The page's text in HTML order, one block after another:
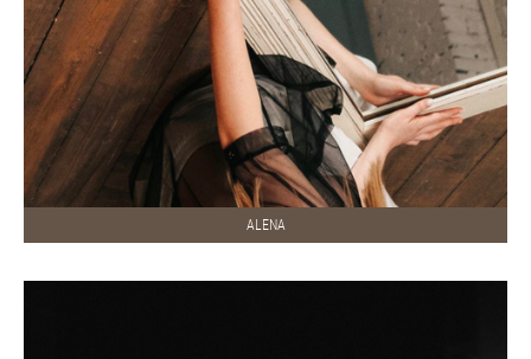
ALENA